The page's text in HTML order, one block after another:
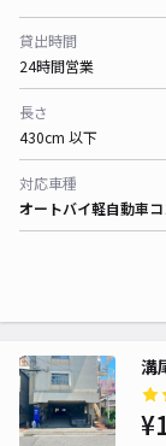
貸出時間
24時間営業
長さ
430cm 以下
対応車種
オートバイ軽自動車
溝